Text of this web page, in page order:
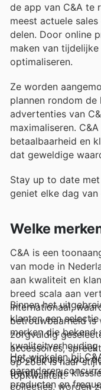
de app van C&A te
meest actuele
delen. Door online
maken van
optimaliseren.
Ze worden
plannen rondom
advertenties van
maximaliseren.
betaalbaarheid en
dat geweldige
Stay up to date
geniet elke dag van
Welke
C&A is een
van mode in
aan kwaliteit en
breed scala aan
internationaal,
betrouwbaarheid is
zorgvuldig
accessoires,
op zoek is naar
topkwaliteit.
Binnen het
klanten een
merken die bekend
kwaliteitverhouding
Clockhouse, voor
trends, en de
collecties, worden
Het winkelen bij
garanderen
producten en